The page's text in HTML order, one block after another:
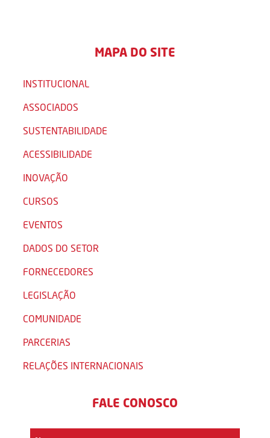
MAPA DO SITE
INSTITUCIONAL
ASSOCIADOS
SUSTENTABILIDADE
ACESSIBILIDADE
INOVAÇÃO
CURSOS
EVENTOS
DADOS DO SETOR
FORNECEDORES
LEGISLAÇÃO
COMUNIDADE
PARCERIAS
RELAÇÕES INTERNACIONAIS
FALE CONOSCO